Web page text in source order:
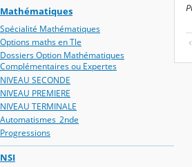
Mathématiques
Spécialité Mathématiques
Options maths en Tle
Dossiers Option Mathématiques
Complémentaires ou Expertes
NIVEAU SECONDE
NIVEAU PREMIERE
NIVEAU TERMINALE
Automatismes_2nde
Progressions
NSI
‹